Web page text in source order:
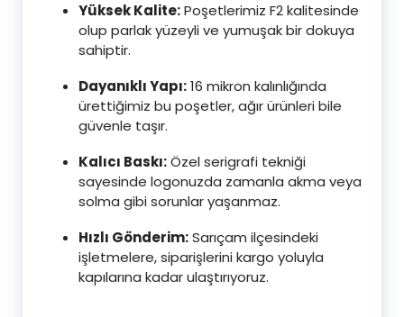
Yüksek Kalite:Poşetlerimiz F2 kalitesinde
olup parlak yüzeyli ve yumuşak bir dokuya
sahiptir.
Dayanıklı Yapı:16 mikron kalınlığında
ürettiğimiz bu poşetler, ağır ürünleri bile
güvenle taşır.
Kalıcı Baskı:Özel serigrafi tekniği
sayesinde logonuzda zamanla akma veya
solma gibi sorunlar yaşanmaz.
Hızlı Gönderim:Sarıçam ilçesindeki
işletmelere, siparişlerini kargo yoluyla
kapılarına kadar ulaştırıyoruz.